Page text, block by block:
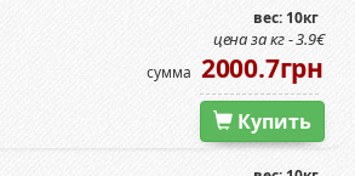
вес: 10кг
цена за кг - 3.9€
сумма 2000.7грн
Купить